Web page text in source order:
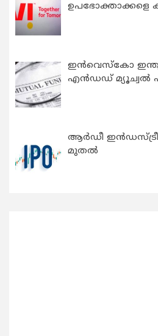
ഉപഭോക്താക്കളെ
ഇന്‍വെസ്കോ
എന്‍ഡഡ് മ്യൂച്വല്‍
ആർഡീ
മുതൽ